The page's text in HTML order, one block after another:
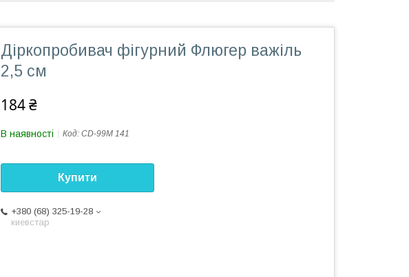
Діркопробивач фігурний Флюгер важіль
2,5 см
184 ₴
В наявності Код: CD-99M 141
Купити
+380 (68) 325-19-28
киевстар